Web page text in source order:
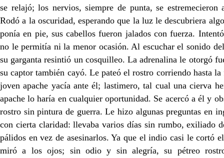
se relajó; los nervios, siempre de punta, se
Rodó a la oscuridad, esperando que la luz le descubriera
ponía en pie, sus cabellos fueron jalados con fuerza.
no le permitía ni la menor ocasión. Al escuchar el sonido
su garganta resintió un cosquilleo. La adrenalina le otorgó
su captor también cayó. Le pateó el rostro corriendo hasta
joven apache yacía ante él; lastimero, tal cual una cierva
apache lo haría en cualquier oportunidad. Se acercó a él y
rostro sin pintura de guerra. Le hizo algunas preguntas en
con cierta claridad: llevaba varios días sin rumbo, exiliado
pálidos en vez de asesinarlos. Ya que el indio casi le cortó
miró a los ojos; sin odio y sin alegría, su pétreo